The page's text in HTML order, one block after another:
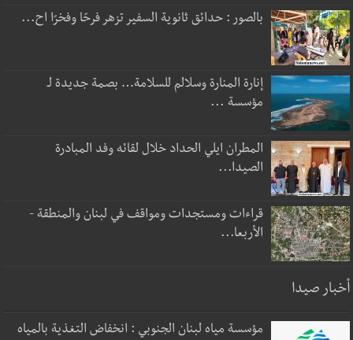
بالصور : حدائق ثانوية السفير تزهر فرحًا وفخرًا اح...
إنارة المنارة وسلالم للسلامة… بصمة جديدة لـ
مؤسسة ...
المطران ايلي الحداد خلال لقائه وفد المبادرة
الصيدا...
قراءات ومستجدات ومواقف في لبنان والمنطقة -
الأربعا...
أخبار صيدا
مؤسسة مياه لبنان الجنوبي : انخفاض التغذية بالمياه